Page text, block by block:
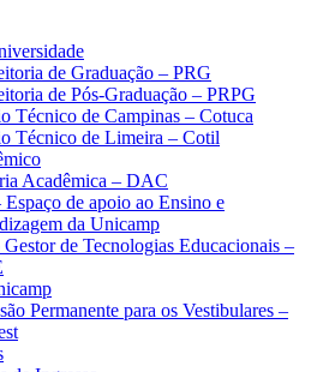
de Graduação – PRG
de Pós-Graduação – PRPG
Técnico de Campinas – Cotuca
Técnico de Limeira – Cotil
Acadêmica – DAC
de apoio ao Ensino e
da Unicamp
de Tecnologias Educacionais –
Permanente para os Vestibulares –